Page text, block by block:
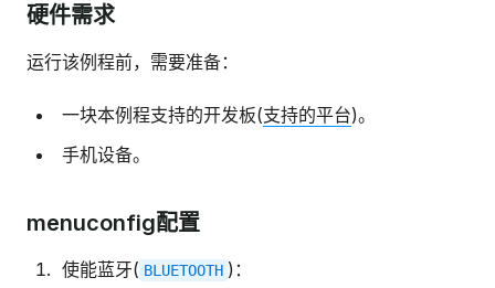
硬件需求
运行该例程前，需要准备：
一块本例程支持的开发板(支持的平台)。
手机设备。
menuconfig配置
使能蓝牙( BLUETOOTH )：